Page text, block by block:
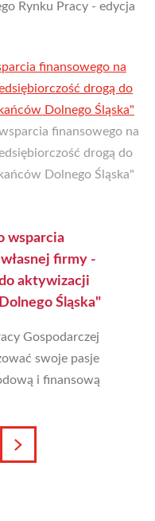
Rynku Pracy - edycja
finansowego na
drogą do
Dolnego Śląska"
wsparcia
firmy -
aktywizacji
Śląska"
Gospodarczej
swoje pasje
i finansową